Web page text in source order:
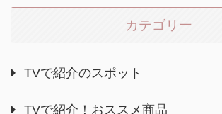
カテゴリー
TVで紹介のスポット
TVで紹介！おススメ商品